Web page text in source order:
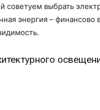
советуем выбрать
энергия – финансово